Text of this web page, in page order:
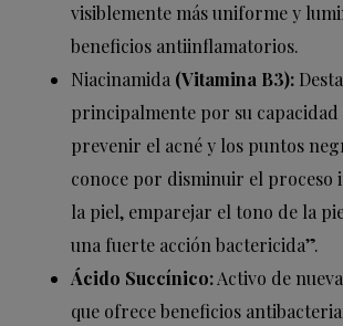
visiblemente más uniforme y
beneficios antiinflamatorios.
Niacinamida (Vitamina B3):
principalmente por su
prevenir el acné y los puntos
conoce por disminuir el proceso
la piel, emparejar el tono de la
una fuerte acción bactericida”.
Ácido Succínico:Activo de
que ofrece beneficios